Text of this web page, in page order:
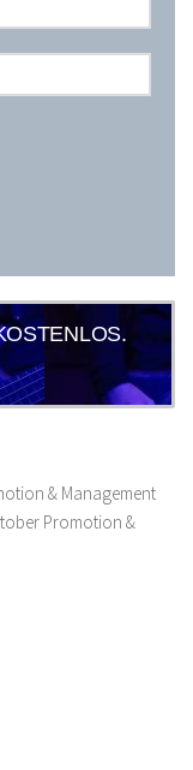
& Management
Promotion &